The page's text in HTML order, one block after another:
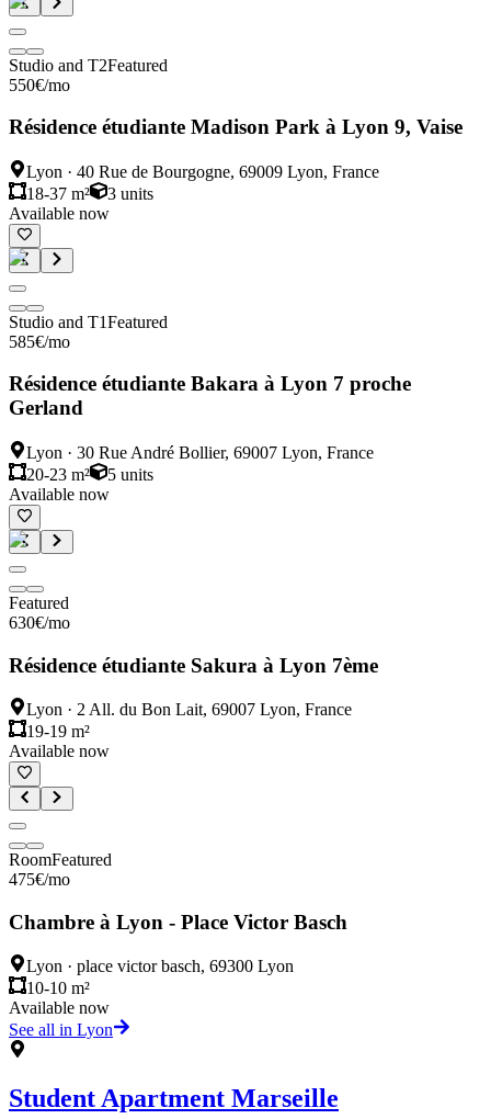
Studio and T2Featured
550€/mo
Résidence étudiante Madison Park à Lyon 9, Vaise
Lyon · 40 Rue de Bourgogne, 69009 Lyon, France
18-37 m²
3 units
Available now
Studio and T1Featured
585€/mo
Résidence étudiante Bakara à Lyon 7 proche
Gerland
Lyon · 30 Rue André Bollier, 69007 Lyon, France
20-23 m²
5 units
Available now
Featured
630€/mo
Résidence étudiante Sakura à Lyon 7ème
Lyon · 2 All. du Bon Lait, 69007 Lyon, France
19-19 m²
Available now
RoomFeatured
475€/mo
Chambre à Lyon - Place Victor Basch
Lyon · place victor basch, 69300 Lyon
10-10 m²
Available now
See all in Lyon
Student Apartment Marseille